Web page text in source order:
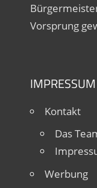
Vorsprung
Kontakt
Das
Werbung